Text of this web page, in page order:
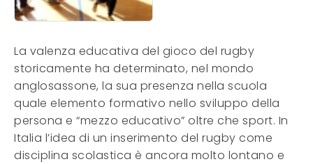
La valenza educativa del gioco del rugby
storicamente ha determinato, nel mondo
anglosassone, la sua presenza nella scuola
quale elemento formativo nello sviluppo della
persona e “mezzo educativo” oltre che sport. In
Italia l’idea di un inserimento del rugby come
disciplina scolastica è ancora molto lontano e